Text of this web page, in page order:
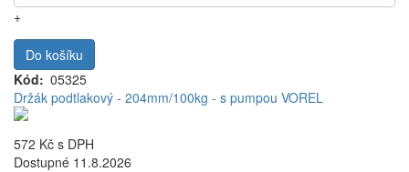
+
Do košíku
Kód
05325
Držák podtlakový - 204mm/100kg - s pumpou VOREL
572 Kč s DPH
Dostupné 11.8.2026